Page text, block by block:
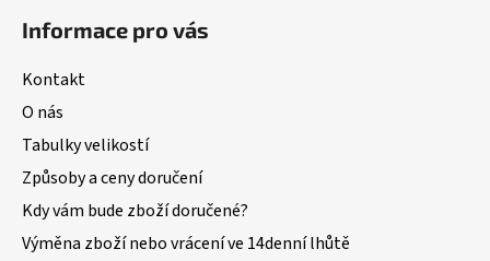
Informace pro vás
Kontakt
O nás
Tabulky velikostí
Způsoby a ceny doručení
Kdy vám bude zboží doručené?
Výměna zboží nebo vrácení ve 14denní lhůtě